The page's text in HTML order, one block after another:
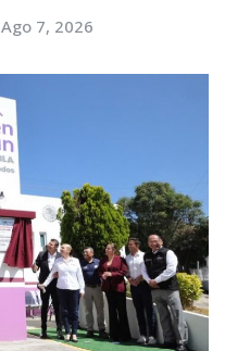
Ago 7, 2026